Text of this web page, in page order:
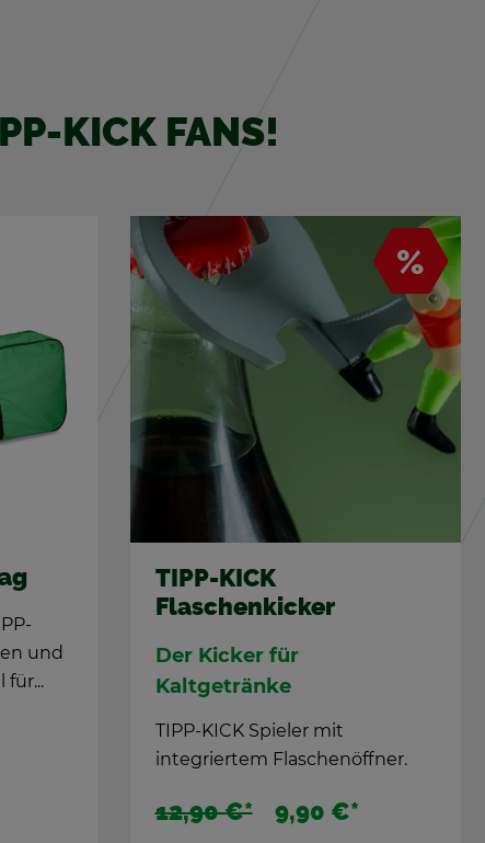
KICK FANS!
und
für...
%
TIPP-KICK
Fla­schen­ki­cker
Der Ki­cker für
Kalt­ge­trän­ke
TIPP-KICK Spie­ler mit
in­te­grier­tem Fla­schen­öff­ner.
12,90 €* 9,90 €*